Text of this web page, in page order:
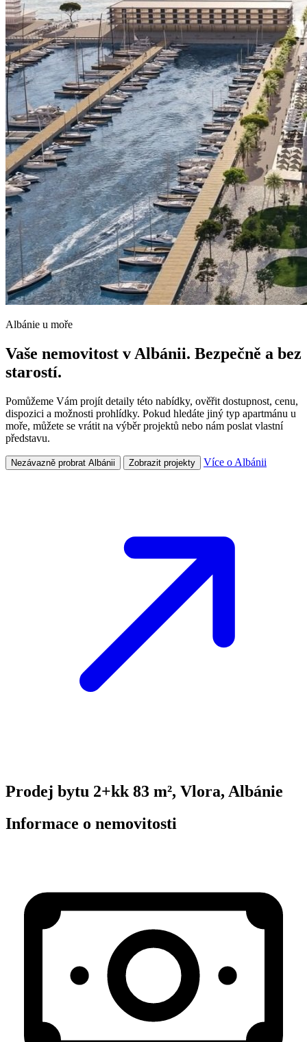
Albánie u moře
Vaše nemovitost v Albánii. Bezpečně a bez
starostí.
Pomůžeme Vám projít detaily této nabídky, ověřit dostupnost, cenu,
dispozici a možnosti prohlídky. Pokud hledáte jiný typ apartmánu u
moře, můžete se vrátit na výběr projektů nebo nám poslat vlastní
představu.
Nezávazně probrat Albánii Zobrazit projekty Více o Albánii
Prodej bytu 2+kk 83 m², Vlora, Albánie
Informace o nemovitosti